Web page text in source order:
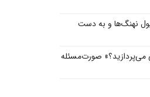
پول‌ نهنگ‌ها و به دست
می‌پردازید؟» صورت‌مسئله